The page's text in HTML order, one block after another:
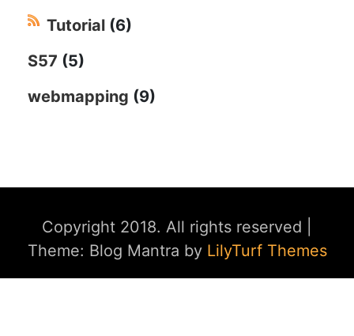
Tutorial (6)
S57 (5)
webmapping (9)
Copyright 2018. All rights reserved
Theme: Blog Mantra by LilyTurf Themes